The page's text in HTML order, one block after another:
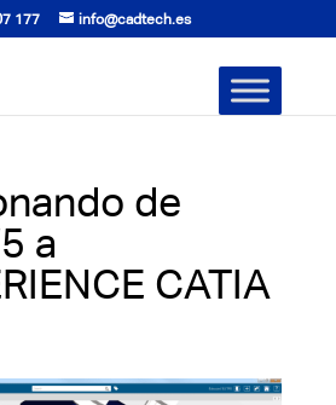
177 info@cadtech.es
de
a
CATIA